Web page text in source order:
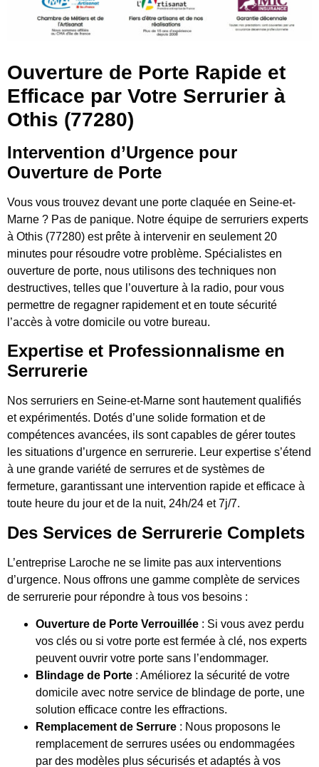
Ouverture de Porte Rapide et
Efficace par Votre Serrurier à
Othis (77280)
Intervention d’Urgence pour
Ouverture de Porte
Vous vous trouvez devant une porte claquée en Seine-et-
Marne ? Pas de panique. Notre équipe de serruriers experts
à Othis (77280) est prête à intervenir en seulement 20
minutes pour résoudre votre problème. Spécialistes en
ouverture de porte, nous utilisons des techniques non
destructives, telles que l’ouverture à la radio, pour vous
permettre de regagner rapidement et en toute sécurité
l’accès à votre domicile ou votre bureau.
Expertise et Professionnalisme en
Serrurerie
Nos serruriers en Seine-et-Marne sont hautement qualifiés
et expérimentés. Dotés d’une solide formation et de
compétences avancées, ils sont capables de gérer toutes
les situations d’urgence en serrurerie. Leur expertise s’étend
à une grande variété de serrures et de systèmes de
fermeture, garantissant une intervention rapide et efficace à
toute heure du jour et de la nuit, 24h/24 et 7j/7.
Des Services de Serrurerie Complets
L’entreprise Laroche ne se limite pas aux interventions
d’urgence. Nous offrons une gamme complète de services
de serrurerie pour répondre à tous vos besoins :
Ouverture de Porte Verrouillée : Si vous avez perdu
vos clés ou si votre porte est fermée à clé, nos experts
peuvent ouvrir votre porte sans l’endommager.
Blindage de Porte : Améliorez la sécurité de votre
domicile avec notre service de blindage de porte, une
solution efficace contre les effractions.
Remplacement de Serrure : Nous proposons le
remplacement de serrures usées ou endommagées
par des modèles plus sécurisés et adaptés à vos